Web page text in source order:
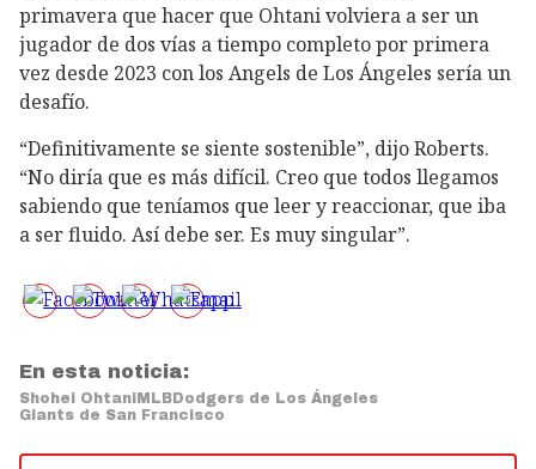
primavera que hacer que Ohtani volviera a ser un
jugador de dos vías a tiempo completo por primera
vez desde 2023 con los Angels de Los Ángeles sería un
desafío.
“Definitivamente se siente sostenible”, dijo Roberts.
“No diría que es más difícil. Creo que todos llegamos
sabiendo que teníamos que leer y reaccionar, que iba
a ser fluido. Así debe ser. Es muy singular”.
En esta noticia:
Shohei OhtaniMLBDodgers de Los Ángeles
Giants de San Francisco